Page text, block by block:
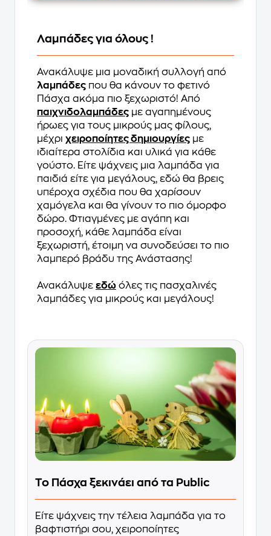
Λαμπάδες για όλους !
Ανακάλυψε μια μοναδική συλλογή από
λαμπάδες που θα κάνουν το φετινό
Πάσχα ακόμα πιο ξεχωριστό! Από
παιχνιδολαμπάδες με αγαπημένους
ήρωες για τους μικρούς μας φίλους,
μέχρι χειροποίητες δημιουργίες με
ιδιαίτερα στολίδια και υλικά για κάθε
γούστο. Είτε ψάχνεις μια λαμπάδα για
παιδιά είτε για μεγάλους, εδώ θα βρεις
υπέροχα σχέδια που θα χαρίσουν
χαμόγελα και θα γίνουν το πιο όμορφο
δώρο. Φτιαγμένες με αγάπη και
προσοχή, κάθε λαμπάδα είναι
ξεχωριστή, έτοιμη να συνοδεύσει το πιο
λαμπερό βράδυ της Ανάστασης!
Ανακάλυψε εδώ όλες τις πασχαλινές
λαμπάδες για μικρούς και μεγάλους!
Το Πάσχα ξεκινάει από τα Public
Είτε ψάχνεις την τέλεια λαμπάδα για το
βαφτιστήρι σου, χειροποίητες